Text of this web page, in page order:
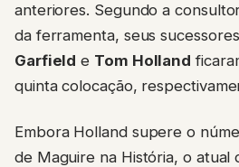
anteriores. Segundo a
da ferramenta, seus
Garfield e Tom Holland
quinta colocação,
Embora Holland supere o
de Maguire na História, o atual